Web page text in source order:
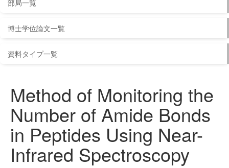
部局一覧
博士学位論文一覧
資料タイプ一覧
Method of Monitoring the
Number of Amide Bonds
in Peptides Using Near-
Infrared Spectroscopy